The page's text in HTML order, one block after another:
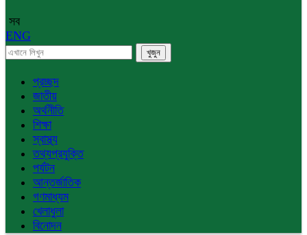
সব
ENG
প্রচ্ছদ
জাতীয়
অর্থনীতি
শিক্ষা
স্বাস্থ্য
তথ্যপ্রযুক্তি
পর্যটন
আন্তর্জাতিক
গণমাধ্যম
খেলাধুলা
বিনোদন